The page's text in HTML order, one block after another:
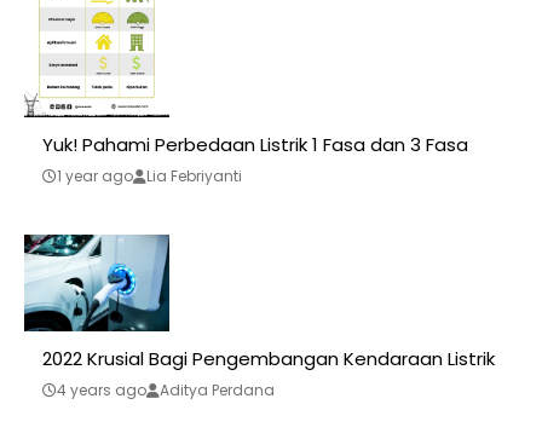
Yuk! Pahami Perbedaan Listrik 1 Fasa dan 3 Fasa
1 year ago Lia Febriyanti
2022 Krusial Bagi Pengembangan Kendaraan Listrik
4 years ago Aditya Perdana